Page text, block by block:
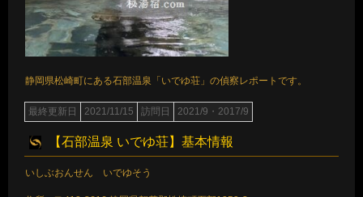
静岡県松崎町にある石部温泉「いでゆ荘」の偵察レポートです。
最終更新日 2021/11/15 訪問日 2021/9・2017/9
【石部温泉 いでゆ荘】基本情報
いしぶおんせん いでゆそう